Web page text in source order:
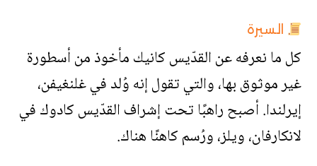
السيرة
كل ما نعرفه عن القدّيس كانيك مأخوذ من أسطورة
غير موثوق بها، والتي تقول إنه وُلد في غلنغيفن،
إيرلندا. أصبح راهبًا تحت إشراف القدّيس كادوك في
لانكارفان، ويلز، ورُسم كاهنًا هناك.